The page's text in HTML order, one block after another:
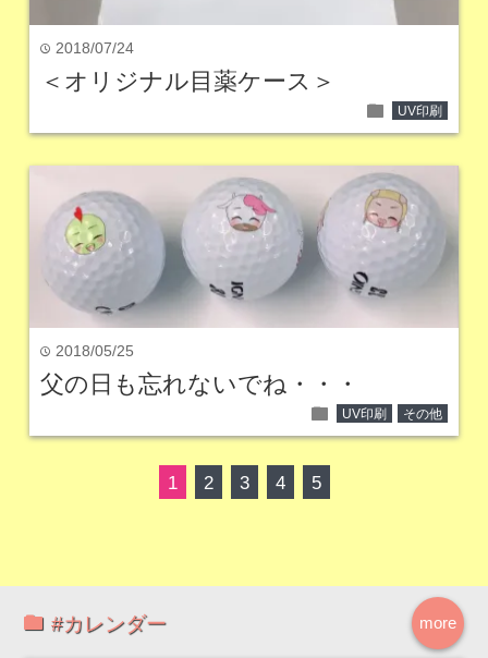
time 2018/07/24
＜オリジナル目薬ケース＞
folder UV印刷
time 2018/05/25
父の日も忘れないでね・・・
folder UV印刷 その他
1 2 3 4 5
more
#カレンダー